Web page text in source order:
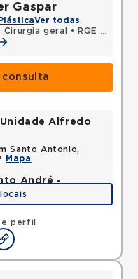
Gaspar
Ver todas
Cirurgia geral •
RQE 126672 - Cirurgia plástica
consulta
perfil
Alfredo
Santo Antonio,
Mapa
André -
Andre, SP,